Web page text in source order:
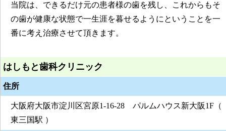
当院は、できるだけ元の患者様の歯を残し、これからもそ
の歯が健康な状態で一生涯を暮せるようにということを一
番に考え治療させて頂きます。
はしもと歯科クリニック
住所
大阪府大阪市淀川区宮原1-16-28 パルムハウス新大阪1F（
東三国駅 ）